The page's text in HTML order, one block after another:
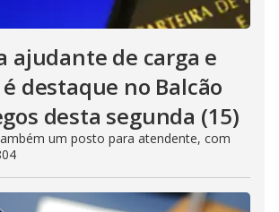
ajudante de carga e
destaque no Balcão
desta segunda (15)
um posto para atendente, com